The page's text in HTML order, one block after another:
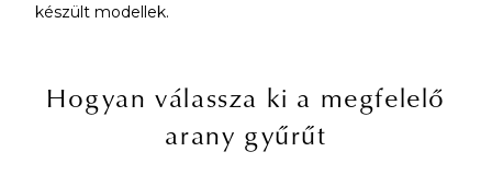
készült modellek.
Hogyan válassza ki a megfelelő
arany gyűrűt